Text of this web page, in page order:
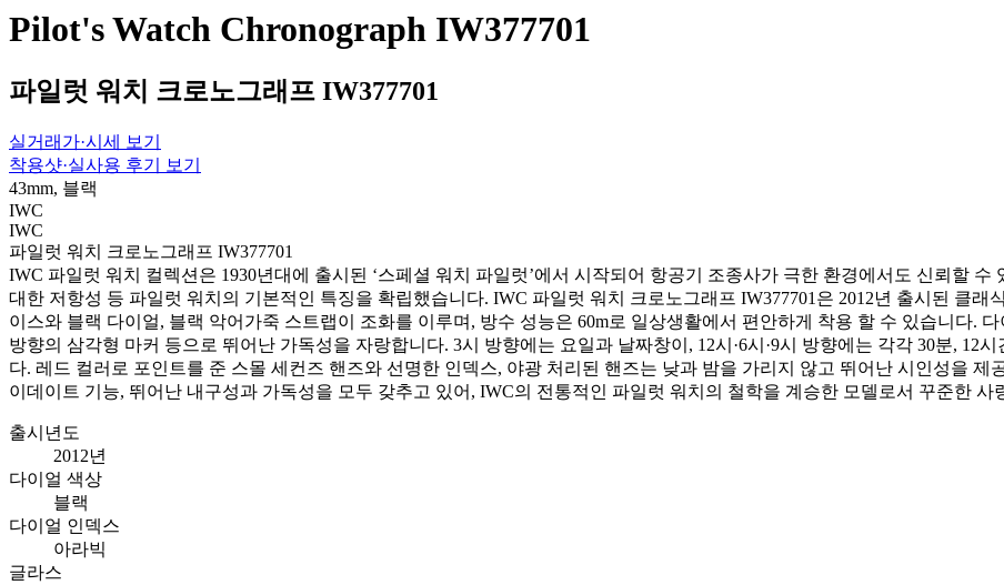
Pilot's Watch Chronograph IW377701
파일럿 워치 크로노그래프 IW377701
실거래가·시세 보기
착용샷·실사용 후기 보기
43mm, 블랙
IWC
IWC
파일럿 워치 크로노그래프 IW377701
IWC 파일럿 워치 컬렉션은 1930년대에 출시된 ‘스페셜 워치 파일럿’에서 시작되어 항공기 조종사가 극한 환경에서도 신뢰할
대한 저항성 등 파일럿 워치의 기본적인 특징을 확립했습니다. IWC 파일럿 워치 크로노그래프 IW377701은 2012년 출시된 클래
이스와 블랙 다이얼, 블랙 악어가죽 스트랩이 조화를 이루며, 방수 성능은 60m로 일상생활에서 편안하게 착용 할 수 있습니다.
방향의 삼각형 마커 등으로 뛰어난 가독성을 자랑합니다. 3시 방향에는 요일과 날짜창이, 12시·6시·9시 방향에는 각각 30분, 12
다. 레드 컬러로 포인트를 준 스몰 세컨즈 핸즈와 선명한 인덱스, 야광 처리된 핸즈는 낮과 밤을 가리지 않고 뛰어난 시인성을 제
이데이트 기능, 뛰어난 내구성과 가독성을 모두 갖추고 있어, IWC의 전통적인 파일럿 워치의 철학을 계승한 모델로서 꾸준한 사
출시년도
2012년
다이얼 색상
블랙
다이얼 인덱스
아라빅
글라스